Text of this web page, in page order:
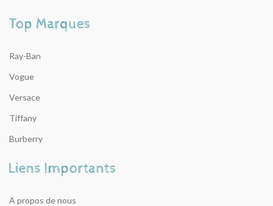
Ray-Ban
Vogue
Versace
Tiffany
Burberry
A propos de nous